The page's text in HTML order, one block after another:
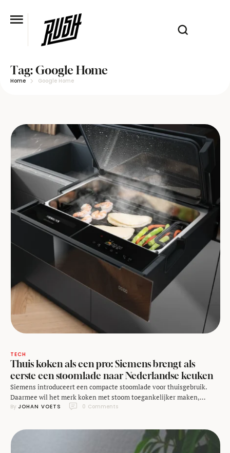
Tag:Google Home
Home Google Home
TECH
Thuis koken als een pro: Siemens brengt als
eerste een stoomlade naar Nederlandse keuken
Siemens introduceert een compacte stoomlade voor thuisgebruik.
Daarmee wil het merk koken met stoom toegankelijker maken,
zonder dat je direct een volledige stoomoven nodig hebt. Siemens
Nederlandse consumentenmarkt. Het compacte apparaat moet koken
met stoom toegankelijker maken voor thuiskoks die geen volledige
By JOHAN VOETS 0 Comments